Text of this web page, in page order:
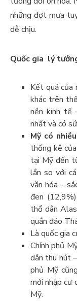
những đợt mưa
dễ chịu.
Quốc gia lý
Kết quả của
khác trên
nền kinh tế
nhất và có
Mỹ có
thống kê
tại Mỹ đến
lần so với
văn hóa –
đen
thổ dân
quần đảo
Là quốc gia
Chính phủ
dẫn thu hút
phủ Mỹ
mới nhập cư
Mỹ.